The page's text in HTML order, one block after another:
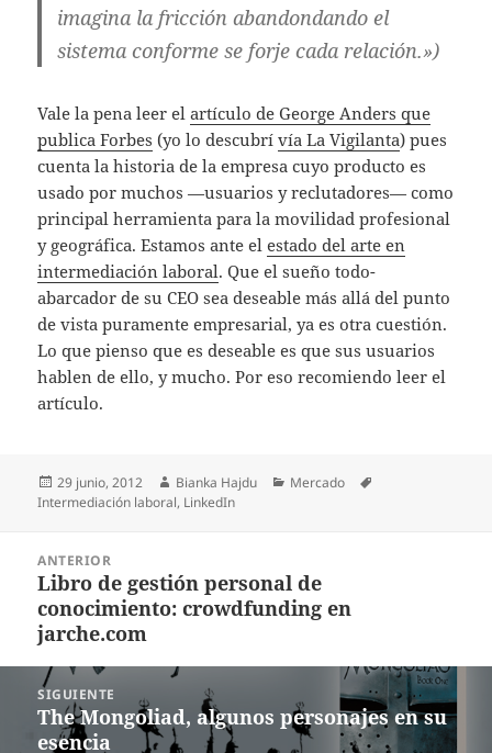
imagina la fricción abandondando el
sistema conforme se forje cada relación.»)
Vale la pena leer elartículo de George Anders que
publica Forbes (yo lo descubrívía La Vigilanta) pues
cuenta la historia de la empresa cuyo producto es
usado por muchos —usuarios y reclutadores— como
principal herramienta para la movilidad profesional
y geográfica. Estamos ante elestado del arte en
intermediación laboral. Que el sueño todo-
abarcador de su CEO sea deseable más allá del punto
de vista puramente empresarial, ya es otra cuestión.
Lo que pienso que es deseable es que sus usuarios
hablen de ello, y mucho. Por eso recomiendo leer el
artículo.
Publicado
el
29 junio, 2012 Autor
Bianka Hajdu Categorías
Mercado
Intermediación laboral, LinkedIn
entradas
ANTERIOR
Entrada
anterior:
Libro de gestión personal de
conocimiento: crowdfunding en
jarche.com
SIGUIENTE
Entrada
siguiente:
The Mongoliad, algunos personajes en su
esencia